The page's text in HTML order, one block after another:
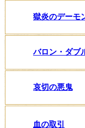
獄炎のデーモ
バロン・ダブ
哀切の悪鬼
血の取引